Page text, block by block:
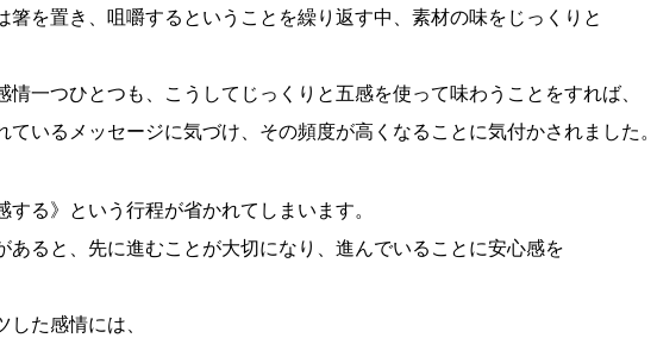
箸を置き、咀嚼するということを繰り返す中、素材の味をじっくりと
一つひとつも、こうしてじっくりと五感を使って味わうことをすれば、
いるメッセージに気づけ、その頻度が高くなることに気付かされました。
る》という行程が省かれてしまいます。
あると、先に進むことが大切になり、進んでいることに安心感を
た感情には、